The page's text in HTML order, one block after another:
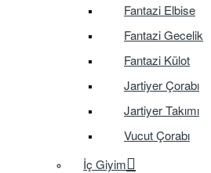
Fantazi Elbise
Fantazi Gecelik
Fantazi Külot
Jartiyer Çorabı
Jartiyer Takımı
Vucut Çorabı
İç Giyim